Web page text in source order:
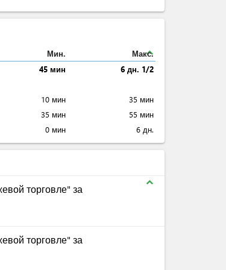
expand_less
Мин.
Макс.
45 мин
6 дн. 1/2
10 мин
35 мин
35 мин
55 мин
0 мин 6 дн.
expand_less
торговле" за
торговле" за